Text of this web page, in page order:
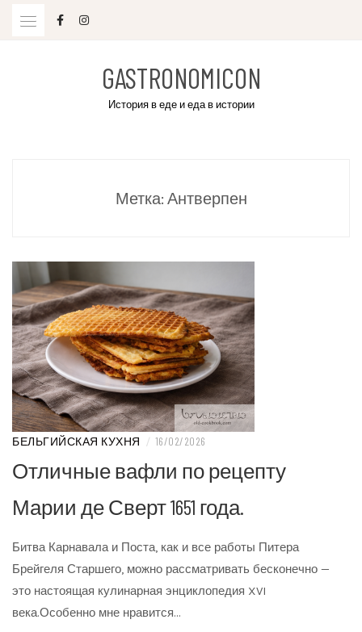
GASTRONOMICON
История в еде и еда в истории
Метка: Антверпен
БЕЛЬГИЙСКАЯ КУХНЯ / 16/02/2026
Отличные вафли по рецепту
Марии де Сверт 1651 года.
Битва Карнавала и Поста, как и все работы Питера
Брейгеля Старшего, можно рассматривать бесконечно —
это настоящая кулинарная энциклопедия XVI
века.Особенно мне нравится…